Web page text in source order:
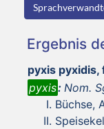
Ergebnis
pyxis pyxidis,
pyxis: Nom.
Büchse,